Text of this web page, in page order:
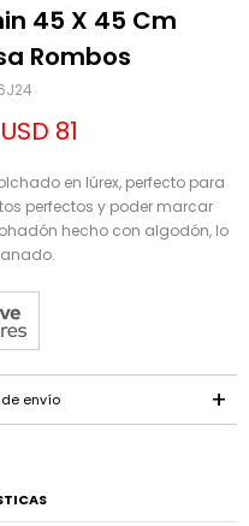
45 X 45 Cm
Rombos
USD 81
en lúrex, perfecto para
perfectos y poder marcar
hecho con algodón, lo
envío